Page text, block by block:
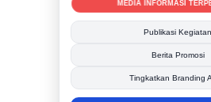
MEDIA INFORMASI
Publikasi Kegiatan
Berita Promosi
Tingkatkan Branding